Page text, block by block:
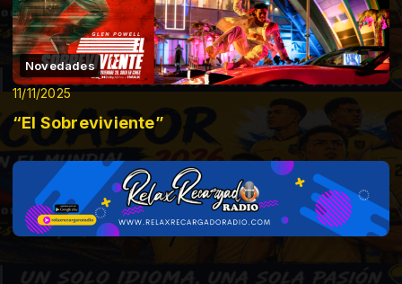
Novedades
11/11/2025
“El Sobreviviente”